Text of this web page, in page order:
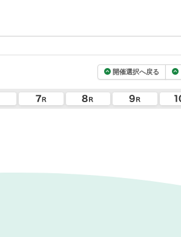
開催選択へ戻る